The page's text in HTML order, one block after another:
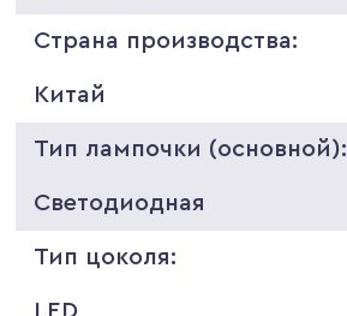
Страна производства:
Китай
Тип лампочки (основной):
Светодиодная
Тип цоколя:
LED